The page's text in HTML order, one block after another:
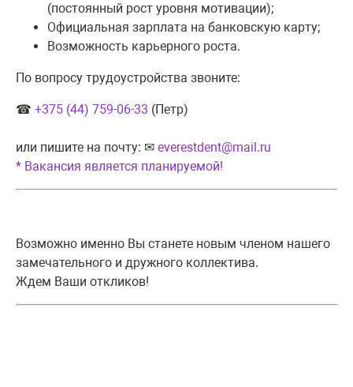
(постоянный рост уровня мотивации);
Официальная зарплата на банковскую карту;
Возможность карьерного роста.
По вопросу трудоустройства звоните:
☎ +375 (44) 759-06-33 (Петр)
или пишите на почту: ✉ everestdent@mail.ru
* Вакансия является планируемой!
Возможно именно Вы станете новым членом нашего
замечательного и дружного коллектива.
Ждем Ваши откликов!